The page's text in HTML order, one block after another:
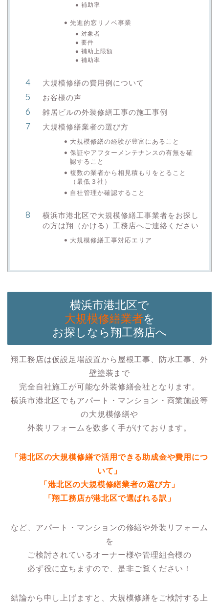
補助率
先進的窓リノベ事業
対象者
要件
補助上限額
補助率
大規模修繕の費用例について
お客様の声
雑居ビルの外装修繕工事の施工事例
大規模修繕業者の選び方
大規模修繕の経験が豊富にあること
保証やアフターメンテナンスの有無を確
認すること
複数の業者から相見積もりをとること
（最低３社）
自社管理か確認すること
横浜市港北区で大規模修繕工事業者をお探し
の方は翔（かける）工務店へご連絡ください
大規模修繕工事対応エリア
横浜市港北区で
大規模修繕業者を
お探しなら翔工務店へ
翔工務店は仮設足場設置から屋根工事、防水工事、外
壁塗装まで
完全自社施工が可能な外装修繕会社となります。
横浜市港北区でもアパート・マンション・商業施設等
の大規模修繕や
外装リフォームを数多く手がけております。
「港北区の大規模修繕で活用できる助成金や費用につ
いて」
「港北区の大規模修繕業者の選び方」
「翔工務店が港北区で選ばれる訳」
など、アパート・マンションの修繕や外装リフォーム
を
ご検討されているオーナー様や管理組合様の
必ず役に立ちますので、是非ご覧ください！
結論から申し上げますと、大規模修繕をご検討する上